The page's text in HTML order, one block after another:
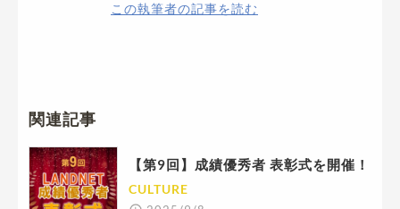
この執筆者の記事を読む
関連記事
【第9回】成績優秀者 表彰式を開催！
CULTURE